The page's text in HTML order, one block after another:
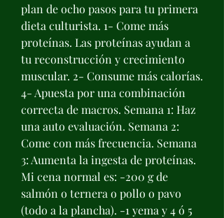
plan de ocho pasos para tu primera
dieta culturista. 1- Come más
proteínas. Las proteínas ayudan a
tu reconstrucción y crecimiento
muscular. 2- Consume más calorías.
4- Apuesta por una combinación
correcta de macros. Semana 1: Haz
una auto evaluación. Semana 2:
Come con más frecuencia. Semana
3: Aumenta la ingesta de proteínas.
Mi cena normal es: -200 g de
salmón o ternera o pollo o pavo
(todo a la plancha). -1 yema y 4 ó 5